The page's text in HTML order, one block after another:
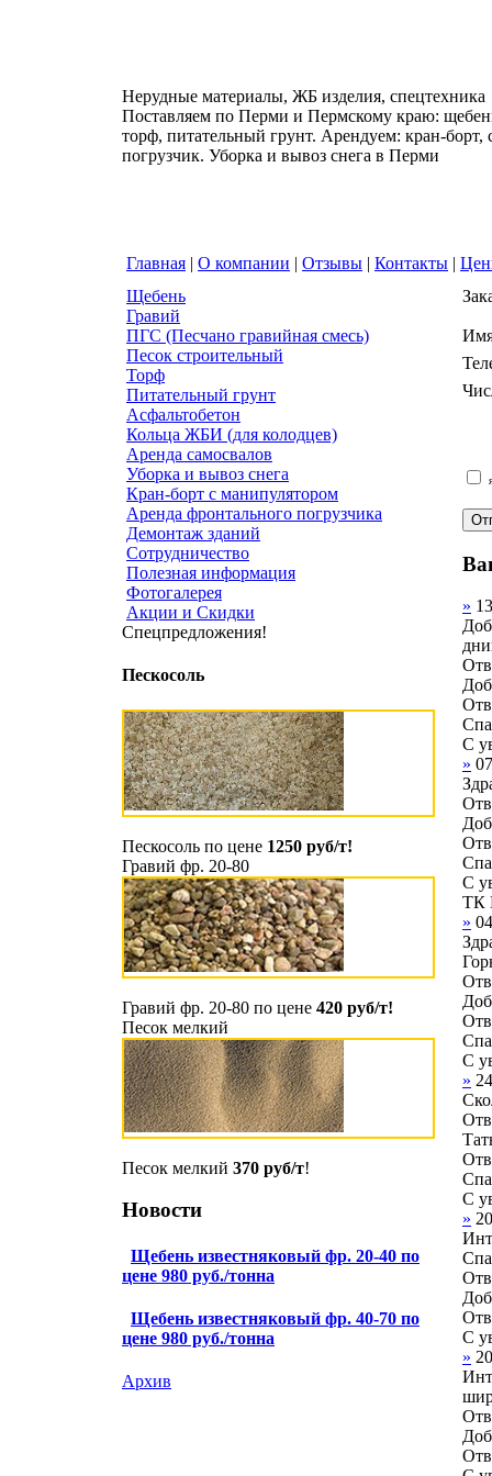
Нерудные материалы, ЖБ изделия, спецтехника
Поставляем по Перми и Пермскому краю:
торф, питательный грунт. Арендуем: кран-
погрузчик. Уборка и вывоз снега в Перми
Главная | О компании | Отзывы | Контакты |
Щебень
Гравий
ПГС (Песчано гравийная смесь)
Песок строительный
Торф
Питательный грунт
Асфальтобетон
Кольца ЖБИ (для колодцев)
Аренда самосвалов
Уборка и вывоз снега
Кран-борт с манипулятором
Аренда фронтального погрузчика
Демонтаж зданий
Сотрудничество
Полезная информация
Фотогалерея
Акции и Скидки
Спецпредложения!
Пескосоль
Пескосоль по цене 1250 руб/т!
Гравий фр. 20-80
Гравий фр. 20-80 по цене 420 руб/т!
Песок мелкий
Песок мелкий 370 руб/т!
Новости
Щебень известняковый фр. 20-40 по
цене 980 руб./тонна
Щебень известняковый фр. 40-70 по
цене 980 руб./тонна
Архив
»
С
»
С
ТК
»
С
»
С
»
С
»